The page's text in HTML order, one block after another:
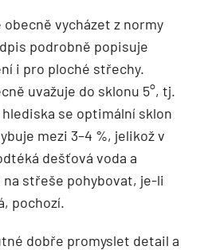
vycházet z normy
podrobně popisuje
i pro ploché střechy.
uvažuje do sklonu 5°, tj.
se optimální sklon
mezi 3–4 %, jelikož v
dešťová voda a
na střeše pohybovat, je-li
pochozí.
dobře promyslet detail a